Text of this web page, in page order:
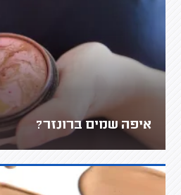
איפה שמים ברונזר?